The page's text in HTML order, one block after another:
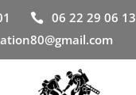
 06 22 29 06 13